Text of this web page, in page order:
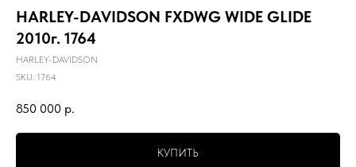
HARLEY-DAVIDSON FXDWG WIDE GLIDE
2010г. 1764
HARLEY-DAVIDSON
SKU: 1764
850 000 р.
КУПИТЬ